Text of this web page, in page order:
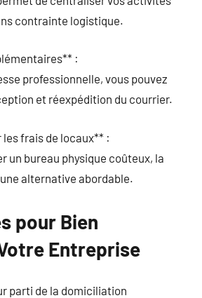
contrainte logistique.
:
professionnelle, vous pouvez
et réexpédition du courrier.
frais de locaux** :
un bureau physique coûteux, la
alternative abordable.
pour Bien
Entreprise
parti de la domiciliation